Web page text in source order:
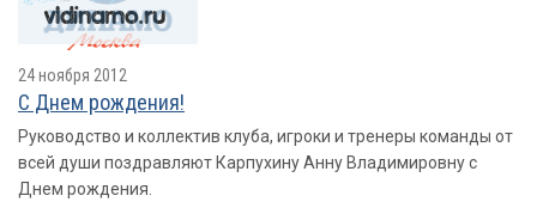
24 ноября 2012
С Днем рождения!
Руководство и коллектив клуба, игроки и тренеры команды от
всей души поздравляют Карпухину Анну Владимировну с
Днем рождения.